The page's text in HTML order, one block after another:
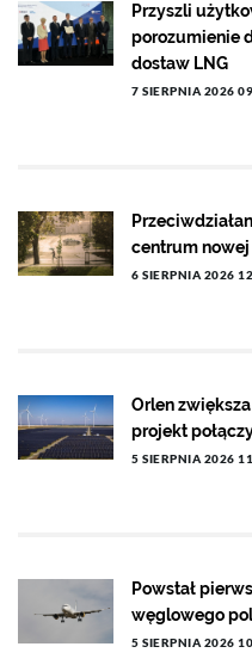
Przyszli
porozumienie
dostaw LNG
7 SIERPNIA 2026
centrum
6 SIERPNIA 2026
Orlen
projekt
5 SIERPNIA 2026
Powstał
węglowego
5 SIERPNIA 2026